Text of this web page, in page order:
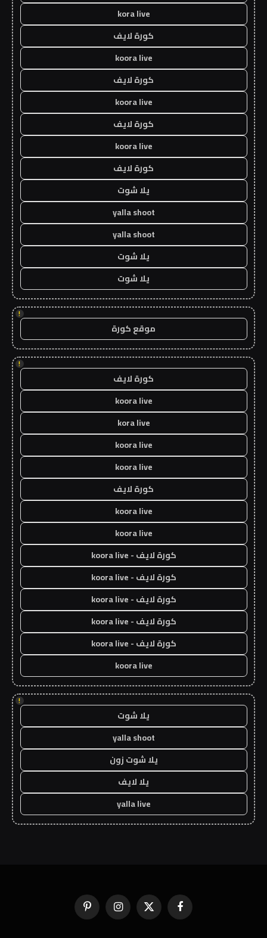
kora live
كورة لايف
koora live
كورة لايف
koora live
كورة لايف
koora live
كورة لايف
يلا شوت
yalla shoot
yalla shoot
يلا شوت
يلا شوت
!
موقع كورة
!
كورة لايف
koora live
kora live
koora live
koora live
كورة لايف
koora live
koora live
كورة لايف - koora live
كورة لايف - koora live
كورة لايف - koora live
كورة لايف - koora live
كورة لايف - koora live
koora live
!
يلا شوت
yalla shoot
يلا شوت زون
يلا لايف
yalla live
فيسبوك X
(Twitter)
الانستغرامبينتيريست